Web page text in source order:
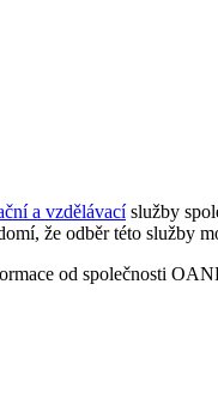
a vzdělávacíslužby
že odběr této služby
od společnosti